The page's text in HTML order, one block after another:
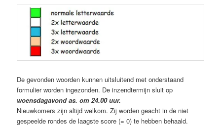
De gevonden woorden kunnen uitsluitend met onderstaand
formulier worden ingezonden. De inzendtermijn sluit op
woensdagavond as. om 24.00 uur.
Nieuwkomers zijn altijd welkom. Zij worden geacht in de niet
gespeelde rondes de laagste score (= 0) te hebben behaald.